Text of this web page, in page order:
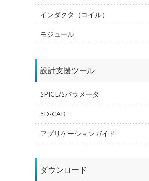
インダクタ（コイル）
モジュール
設計支援ツール
SPICE/Sパラメータ
3D-CAD
アプリケーションガイド
ダウンロード